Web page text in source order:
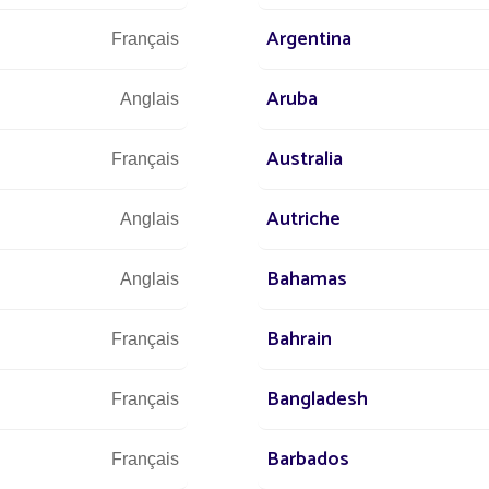
lampadaires
simples dispositifs d'éclairage, incarnent
solaire permet aux collectivités de
grâce à l'utilisation d'énergie
Français Argentina
Anglais Aruba
Français Australia
Anglais Autriche
Anglais Bahamas
Français Bahrain
Français Bangladesh
Français Barbados